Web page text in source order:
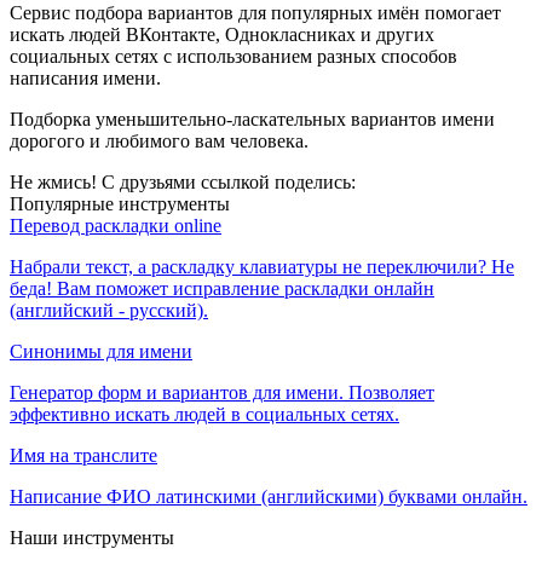
Сервис подбора вариантов для популярных имён помогает
искать людей ВКонтакте, Однокласниках и других
социальных сетях с использованием разных способов
написания имени.
Подборка уменьшительно-ласкательных вариантов имени
дорогого и любимого вам человека.
Не жмись! С друзьями ссылкой поделись:
Популярные инструменты
Перевод раскладки online
Набрали текст, а раскладку клавиатуры не переключили? Не
беда! Вам поможет исправление раскладки онлайн
(английский - русский).
Синонимы для имени
Генератор форм и вариантов для имени. Позволяет
эффективно искать людей в социальных сетях.
Имя на транслите
Написание ФИО латинскими (английскими) буквами онлайн.
Наши инструменты